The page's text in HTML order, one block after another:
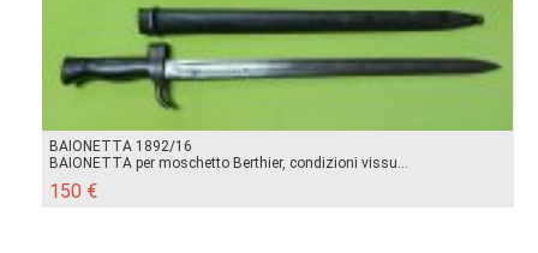
BAIONETTA 1892/16
BAIONETTA per moschetto Berthier, condizioni vissu...
150 €